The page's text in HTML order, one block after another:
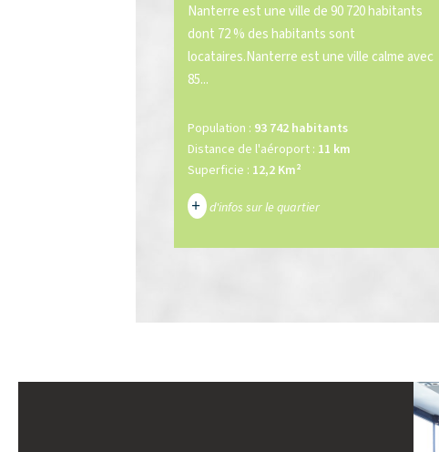
Nanterre est une ville de 90 720 habitants
dont 72 % des habitants sont
locataires.Nanterre est une ville calme avec
85...
Population : 93 742 habitants
Distance de l'aéroport : 11 km
Superficie : 12,2 Km²
+ d'infos sur le quartier